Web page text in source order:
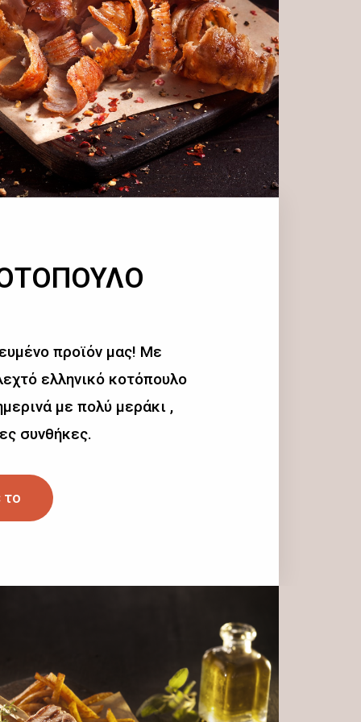
προϊόν μας! Με
ελληνικό κοτόπουλο
με πολύ μεράκι ,
συνθήκες.
το